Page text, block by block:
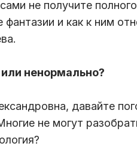
не получите
фантазии и как к ним
ненормально?
давайте
не могут